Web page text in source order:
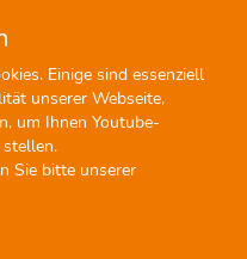
Einige sind essenziell
unserer Webseite,
um Ihnen Youtube-
Sie bitte unserer
Profisuche